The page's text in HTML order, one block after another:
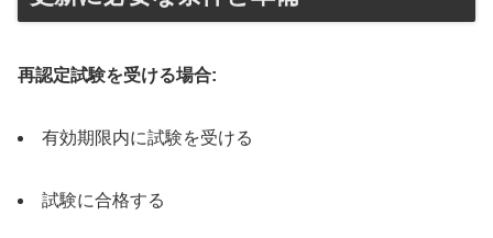
再認定試験を受ける場合:
有効期限内に試験を受ける
試験に合格する